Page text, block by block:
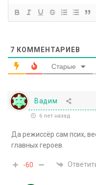
7 КОММЕНТАРИЕВ
Старые
Вадим
6 лет назад
Да режиссёр сам псих,
главных героев.
-60